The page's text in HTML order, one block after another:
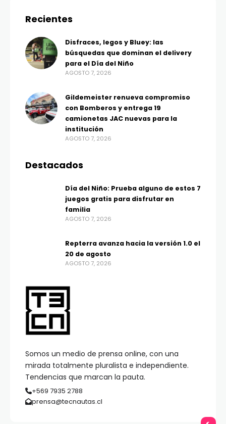
Somos un medio de prensa online, con una
mirada totalmente pluralista e independiente.
Tendencias que marcan la pauta.
+569 7935 2788
prensa@tecnautas.cl
Recientes
Disfraces, legos y Bluey: las
búsquedas que dominan el delivery
para el Día del Niño
AGOSTO 7, 2026
Gildemeister renueva compromiso
con Bomberos y entrega 19
camionetas JAC nuevas para la
institución
AGOSTO 7, 2026
Destacados
Día del Niño: Prueba alguno de estos 7
juegos gratis para disfrutar en
familia
AGOSTO 7, 2026
Repterra avanza hacia la versión 1.0 el
20 de agosto
AGOSTO 7, 2026